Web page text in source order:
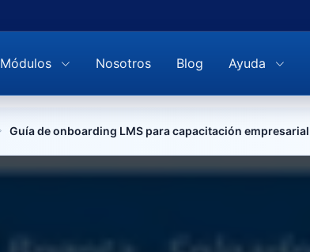
Módulos Nosotros Blog Ayuda
Guía de onboarding LMS para capacitación empresarial